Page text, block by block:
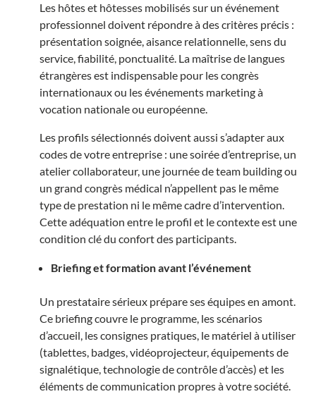
Les hôtes et hôtesses mobilisés sur un événement
professionnel doivent répondre à des critères précis :
présentation soignée, aisance relationnelle, sens du
service, fiabilité, ponctualité. La maîtrise de langues
étrangères est indispensable pour les congrès
internationaux ou les événements marketing à
vocation nationale ou européenne.
Les profils sélectionnés doivent aussi s’adapter aux
codes de votre entreprise : une soirée d’entreprise, un
atelier collaborateur, une journée de team building ou
un grand congrès médical n’appellent pas le même
type de prestation ni le même cadre d’intervention.
Cette adéquation entre le profil et le contexte est une
condition clé du confort des participants.
Briefing et formation avant l’événement
Un prestataire sérieux prépare ses équipes en amont.
Ce briefing couvre le programme, les scénarios
d’accueil, les consignes pratiques, le matériel à utiliser
(tablettes, badges, vidéoprojecteur, équipements de
signalétique, technologie de contrôle d’accès) et les
éléments de communication propres à votre société.